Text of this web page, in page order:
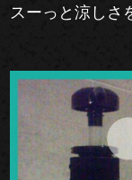
スーっと涼しさ